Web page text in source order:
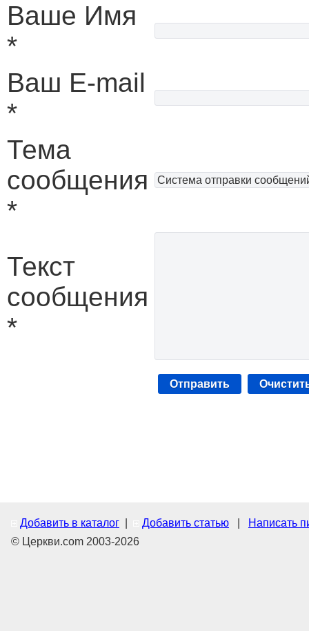
Ваше Имя
*
Ваш E-mail
*
Тема
сообщения
*
Текст
сообщения
*
Добавить в каталог Добавить статью
Написать
© Церкви.com 2003-2026